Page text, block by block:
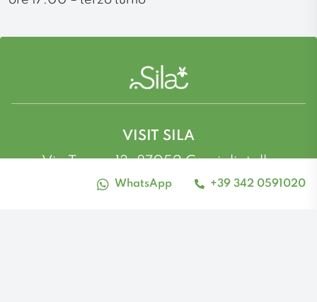
WhatsApp +39 342 0591020
VISIT SILA
Via Tasso, 13, 87052 Camigliatello
Silano CS
alto_contrasto